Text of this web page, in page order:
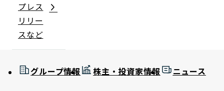
プレス
リリー
スなど
グループ情報 株主・投資家情報 ニュース